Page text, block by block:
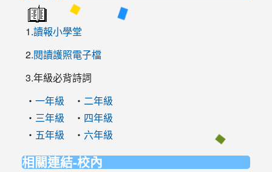
1.讀報小學堂
2.閱讀護照電子檔
3.年級必背詩詞
‧ 一年級 ‧ 二年級
‧ 三年級 ‧ 四年級
‧ 五年級 ‧ 六年級
相關連結-校內